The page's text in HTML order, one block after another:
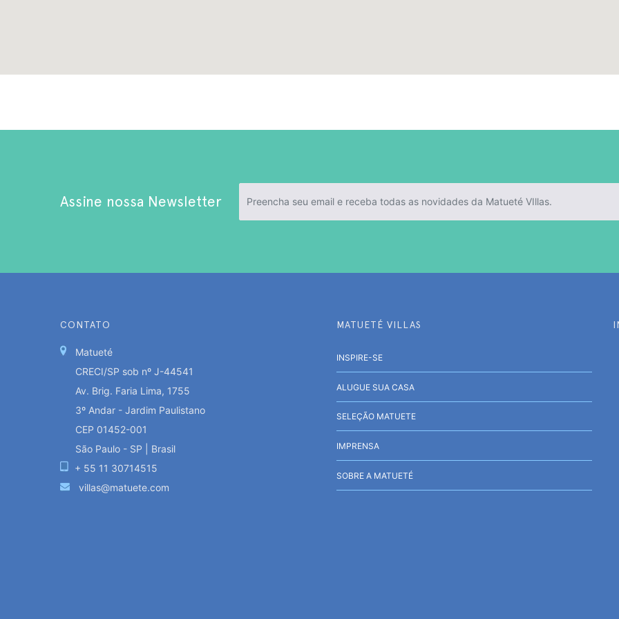
Assine nossa Newsletter
CONTATO
Matueté
CRECI/SP sob nº J-44541
Av. Brig. Faria Lima, 1755
3º Andar - Jardim Paulistano
CEP 01452-001
São Paulo - SP | Brasil
+ 55 11 30714515
villas@matuete.com
MATUETÉ VILLAS
INSPIRE-SE
ALUGUE SUA CASA
SELEÇÃO MATUETE
IMPRENSA
SOBRE A MATUETÉ